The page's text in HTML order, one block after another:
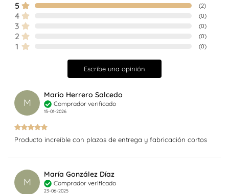
5 (2)
4 (0)
3 (0)
2 (0)
1 (0)
Escribe una opinión
M
Mario Herrero Salcedo
Comprador verificado
15-01-2026
Producto increíble con plazos de entrega y fabricación cortos
M
María González Díaz
Comprador verificado
23-06-2025